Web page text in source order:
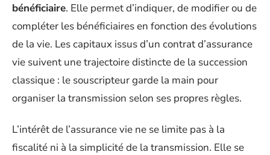
bénéficiaire. Elle permet d’indiquer, de modifier ou de
compléter les bénéficiaires en fonction des évolutions
de la vie. Les capitaux issus d’un contrat d’assurance
vie suivent une trajectoire distincte de la succession
classique : le souscripteur garde la main pour
organiser la transmission selon ses propres règles.
L’intérêt de l’assurance vie ne se limite pas à la
fiscalité ni à la simplicité de la transmission. Elle se